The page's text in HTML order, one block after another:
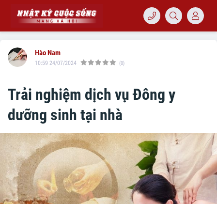
Trải nghiệm dịch vụ Đông y
dưỡng sinh tại nhà
Hào Nam
10:59 24/07/2024 (0)